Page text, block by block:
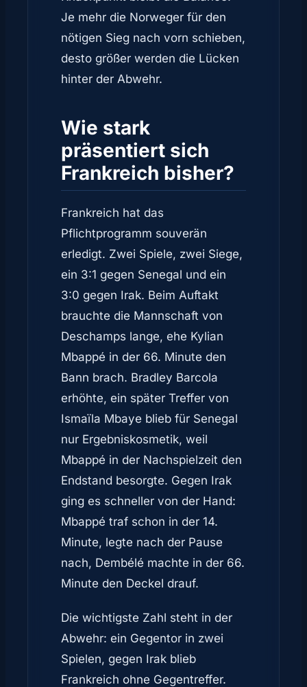
Je mehr die Norweger für den
nötigen Sieg nach vorn schieben,
desto größer werden die Lücken
hinter der Abwehr.
Wie stark
präsentiert sich
Frankreich bisher?
Frankreich hat das
Pflichtprogramm souverän
erledigt. Zwei Spiele, zwei Siege,
ein 3:1 gegen Senegal und ein
3:0 gegen Irak. Beim Auftakt
brauchte die Mannschaft von
Deschamps lange, ehe Kylian
Mbappé in der 66. Minute den
Bann brach. Bradley Barcola
erhöhte, ein später Treffer von
Ismaïla Mbaye blieb für Senegal
nur Ergebniskosmetik, weil
Mbappé in der Nachspielzeit den
Endstand besorgte. Gegen Irak
ging es schneller von der Hand:
Mbappé traf schon in der 14.
Minute, legte nach der Pause
nach, Dembélé machte in der 66.
Minute den Deckel drauf.
Die wichtigste Zahl steht in der
Abwehr: ein Gegentor in zwei
Spielen, gegen Irak blieb
Frankreich ohne Gegentreffer.